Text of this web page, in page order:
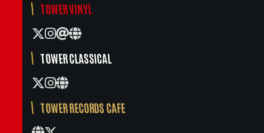
TOWER VINYL
TOWER CLASSICAL
TOWER RECORDS CAFE